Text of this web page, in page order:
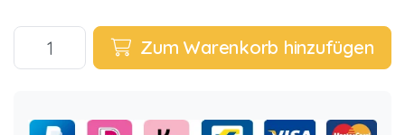
Zum Warenkorb hinzufügen